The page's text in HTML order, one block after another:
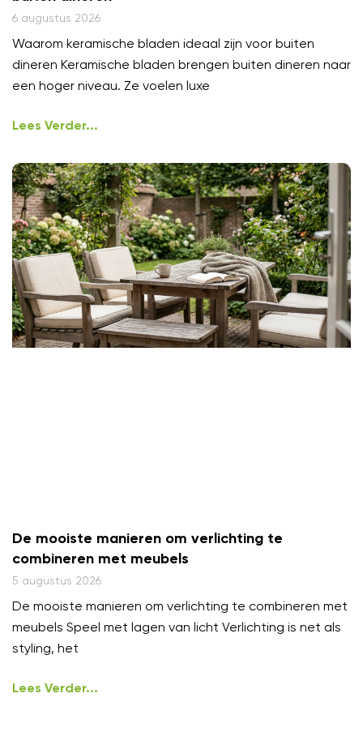
6 augustus 2026
Waarom keramische bladen ideaal zijn voor buiten
dineren Keramische bladen brengen buiten dineren naar
een hoger niveau. Ze voelen luxe
Lees Verder...
De mooiste manieren om verlichting te
combineren met meubels
5 augustus 2026
De mooiste manieren om verlichting te combineren met
meubels Speel met lagen van licht Verlichting is net als
styling, het
Lees Verder...